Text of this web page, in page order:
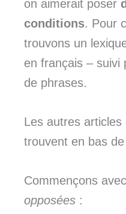
on aimerait poser
conditions. Pour
trouvons un
en français – suivi
de phrases.
Les autres
trouvent en bas de
Commençons avec
opposées :